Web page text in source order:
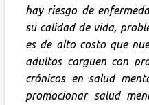
hay riesgo de
su calidad de vida,
es de alto costo que
adultos carguen con
crónicos en salud
promocionar salud